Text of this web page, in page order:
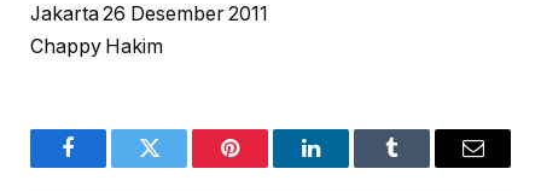
Jakarta 26 Desember 2011
Chappy Hakim
FacebookTwitter Pinterest LinkedInTumblr Email